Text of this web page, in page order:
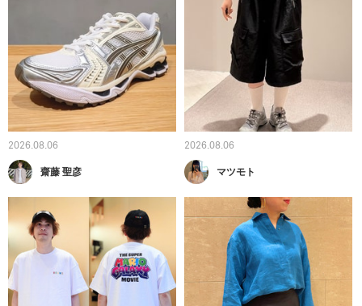
2026.08.06
齋藤 聖彦
2026.08.06
マツモト